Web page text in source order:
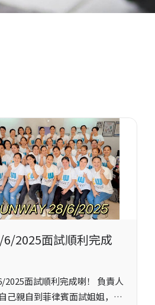
2025面試順利完成
己親自到菲律賓面試姐姐，篩